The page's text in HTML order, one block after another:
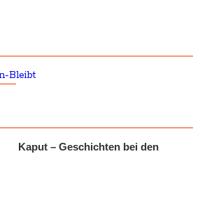
Kaput – Geschichten bei den